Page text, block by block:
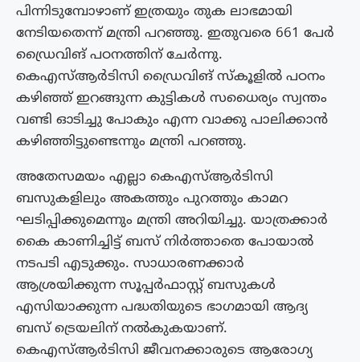
പിന്നിടുമ്പോഴാണ് ഇത്രയും തുക ലാഭമായി
നേടിയതെന്ന് മന്ത്രി പറഞ്ഞു. ഇതുവരെ 661 പേർ
ഡ്രൈവിങ് പഠനത്തിന് ചേർന്നു.
കെഎസ്ആർടിസി ഡ്രൈവിങ് സ്കൂളിൽ പഠനം
കഴിഞ്ഞ് ഇറങ്ങുന്ന കുട്ടികൾ സധൈര്യം സ്വന്തം
വണ്ടി ഓടിച്ചു പോകും എന്ന വാക്കു പാലിക്കാൻ
കഴിഞ്ഞിട്ടുണ്ടെന്നും മന്ത്രി പറഞ്ഞു.
അതേസമയം എല്ലാ കെഎസ്ആർടിസി
ബസുകളിലും അകത്തും പുറത്തും കാമറ
ഘടിപ്പിക്കുമെന്നും മന്ത്രി അറിയിച്ചു. യാത്രക്കാർ
കൈ കാണിച്ചിട്ട് ബസ് നിർത്താതെ പോയാൽ
നടപടി എടുക്കും. സാധാരണക്കാർ
ആശ്രയിക്കുന്ന സൂപ്പർഫാസ്റ്റ് ബസുകൾ
എസിയാക്കുന്ന പദ്ധതിയുടെ ഭാഗമായി ആദ്യ
ബസ് ട്രെയലിന് നൽകുകയാണ്.
കെഎസ്ആർടിസി ജീവനക്കാരുടെ ആരോഗ്യ